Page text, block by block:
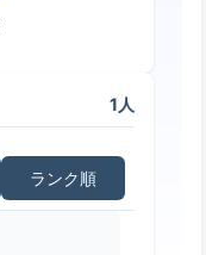
1人
ランク順